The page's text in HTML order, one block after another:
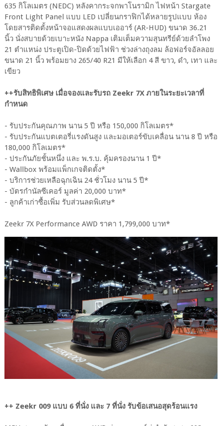
635 กิโลเมตร (NEDC) หลังคากระจกพาโนรามิก ไฟหน้า Stargate
Front Light Panel แบบ LED เปลี่ยนกราฟิกได้หลายรูปแบบ ห้อง
โดยสารติดตั้งหน้าจอแสดงผลแบบเออาร์ (AR-HUD) ขนาด 36.21
นิ้ว นั่งสบายด้วยเบาะหนัง Nappa เติมเต็มความสุนทรีย์ด้วยลำโพง
21 ตำแหน่ง ประตูเปิด-ปิดด้วยไฟฟ้า ช่วงล่างถุงลม ล้อฟอร์จอัลลอย
ขนาด 21 นิ้ว พร้อมยาง 265/40 R21 มีให้เลือก 4 สี ขาว, ดำ, เทา และ
เขียว
++รับสิทธิพิเศษ เมื่อจองและรับรถ Zeekr 7X ภายในระยะเวลาที่
กำหนด
- รับประกันคุณภาพ นาน 5 ปี หรือ 150,000 กิโลเมตร*
- รับประกันแบตเตอรี่แรงดันสูง และมอเตอร์ขับเคลื่อน นาน 8 ปี หรือ
180,000 กิโลเมตร*
- ประกันภัยชั้นหนึ่ง และ พ.ร.บ. คุ้มครองนาน 1 ปี*
- Wallbox พร้อมแพ็กเกจติดตั้ง*
- บริการช่วยเหลือฉุกเฉิน 24 ชั่วโมง นาน 5 ปี*
- บัตรกำนัลซีเคอร์ มูลค่า 20,000 บาท*
- ลูกค้าเก่าซื้อเพิ่ม รับส่วนลดพิเศษ*
Zeekr 7X Performance AWD ราคา 1,799,000 บาท*
++ Zeekr 009 แบบ 6 ที่นั่ง และ 7 ที่นั่ง รับข้อเสนอสุดร้อนแรง